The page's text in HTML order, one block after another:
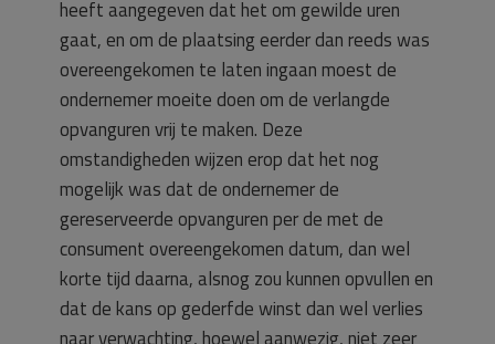
heeft aangegeven dat het om gewilde uren
gaat, en om de plaatsing eerder dan reeds was
overeengekomen te laten ingaan moest de
ondernemer moeite doen om de verlangde
opvanguren vrij te maken. Deze
omstandigheden wijzen erop dat het nog
mogelijk was dat de ondernemer de
gereserveerde opvanguren per de met de
consument overeengekomen datum, dan wel
korte tijd daarna, alsnog zou kunnen opvullen en
dat de kans op gederfde winst dan wel verlies